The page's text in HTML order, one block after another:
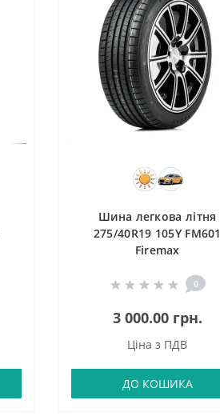
Шина легкова літня
275/40R19 105Y FM601
Firemax
0
3 000.00 грн.
Ціна з ПДВ
ДО КОШИКА